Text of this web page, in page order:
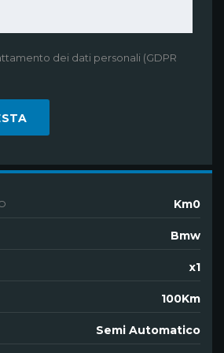
dei dati personali (GDPR
Km0
Bmw
x1
100Km
Semi Automatico